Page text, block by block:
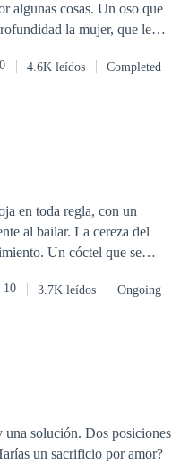
algunas cosas. Un oso que
la mujer, que le
paradigmas de la
4.6K leídos Completed
en toda regla, con un
al bailar. La cereza del
Un cóctel que se
10 3.7K leídos Ongoing
una solución. Dos posiciones
un sacrificio por amor?